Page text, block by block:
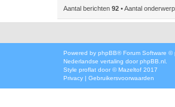
Aantal berichten 92 • Aantal
Powered by phpBB® Forum Software ©
Nederlandse vertaling door phpBB.nl
Style proflat door ©Mazeltof 2017
Privacy | Gebruikersvoorwaarden